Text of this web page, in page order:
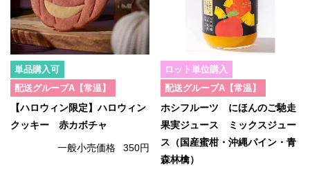
単品購入可
配送グループA【常温】
【ハロウィン限定】ハロウィン
クッキー 赤カボチャ
一般小売価格 350円
ロット単位購入
配送グループA【常温】
ホシフルーツ にほんのご馳走
果実ジュース ミックスジュー
ス（国産蜜柑・沖縄パイン・青
森林檎）